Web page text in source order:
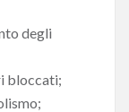
degli
bloccati;